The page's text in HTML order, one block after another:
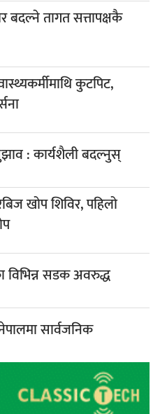
बदल्ने तागत सत्तापक्षकै
कुटपिट,
: कार्यशैली बदल्नुस्
खोप शिविर, पहिलो
विभिन्न सडक अवरुद्ध
सार्वजनिक